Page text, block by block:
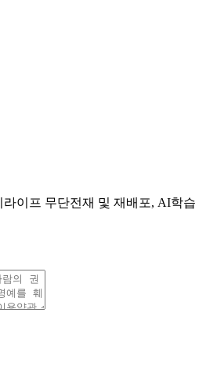
이프 무단전재 및 재배포, AI학습